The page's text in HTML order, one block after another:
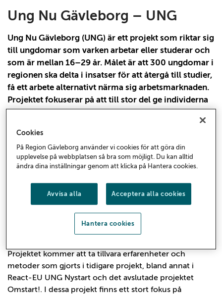
Ung Nu Gävleborg – UNG
Ung Nu Gävleborg (UNG) är ett projekt som riktar sig
till ungdomar som varken arbetar eller studerar och
som är mellan 16–29 år. Målet är att 300 ungdomar i
regionen ska delta i insatser för att återgå till studier,
få ett arbete alternativt närma sig arbetsmarknaden.
Projektet fokuserar på att till stor del ge individerna
ett nära individuellt stöd under så lång tid det behövs
Projektet kommer att ta tillvara erfarenheter och
metoder som gjorts i tidigare projekt, bland annat i
React-EU UNG Nystart och det avslutade projektet
Omstart!. I dessa projekt finns ett stort fokus på
Cookies
På Region Gävleborg använder vi cookies för att göra din
upplevelse på webbplatsen så bra som möjligt. Du kan alltid
ändra dina inställningar genom att klicka på Hantera cookies.
Avvisa alla Acceptera alla cookies
Hantera cookies